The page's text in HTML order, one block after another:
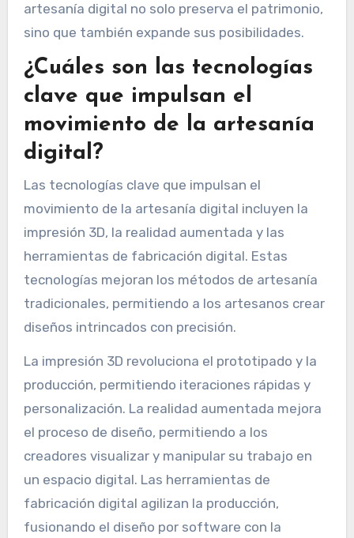
artesanía digital no solo preserva el patrimonio,
sino que también expande sus posibilidades.
¿Cuáles son las tecnologías
clave que impulsan el
movimiento de la artesanía
digital?
Las tecnologías clave que impulsan el
movimiento de la artesanía digital incluyen la
impresión 3D, la realidad aumentada y las
herramientas de fabricación digital. Estas
tecnologías mejoran los métodos de artesanía
tradicionales, permitiendo a los artesanos crear
diseños intrincados con precisión.
La impresión 3D revoluciona el prototipado y la
producción, permitiendo iteraciones rápidas y
personalización. La realidad aumentada mejora
el proceso de diseño, permitiendo a los
creadores visualizar y manipular su trabajo en
un espacio digital. Las herramientas de
fabricación digital agilizan la producción,
fusionando el diseño por software con la